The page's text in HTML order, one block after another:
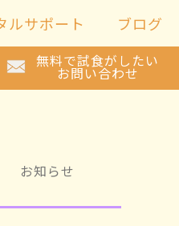
ルサポート ブログ
無料で試食がしたい
お問い合わせ
お知らせ